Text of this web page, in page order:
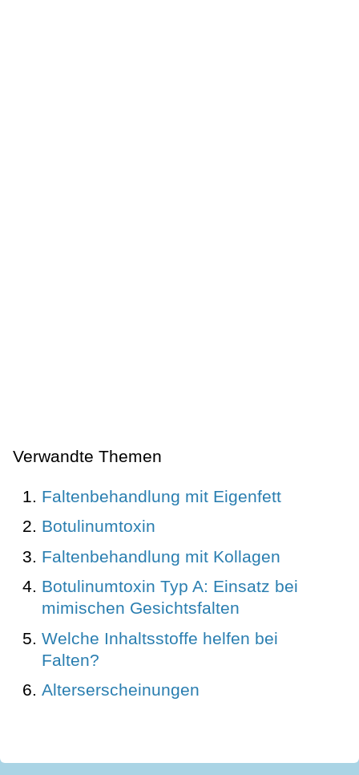
Verwandte Themen
Faltenbehandlung mit Eigenfett
Botulinumtoxin
Faltenbehandlung mit Kollagen
Botulinumtoxin Typ A: Einsatz bei
mimischen Gesichtsfalten
Welche Inhaltsstoffe helfen bei
Falten?
Alterserscheinungen